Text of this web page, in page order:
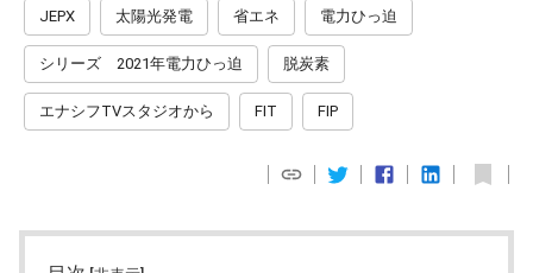
JEPX 太陽光発電 省エネ 電力ひっ迫
シリーズ 2021年電力ひっ迫 脱炭素
エナシフTVスタジオから FIT FIP